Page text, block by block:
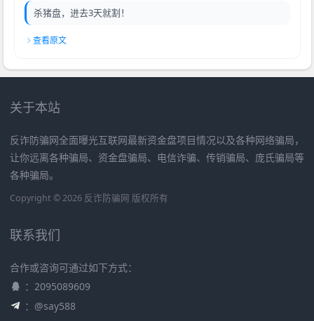
杀猪盘，进去3天就割！
查看原文
关于本站
反诈防骗网全面曝光互联网最新资金盘项目情况以及各种网络骗局，
让你远离各种骗局、资金盘骗局、电信诈骗、传销骗局、庞氏骗局等
各种骗局。
Copyright © 2026 反诈防骗网 版权所有
联系我们
合作或咨询可通过如下方式：
：2095089609
：@say588